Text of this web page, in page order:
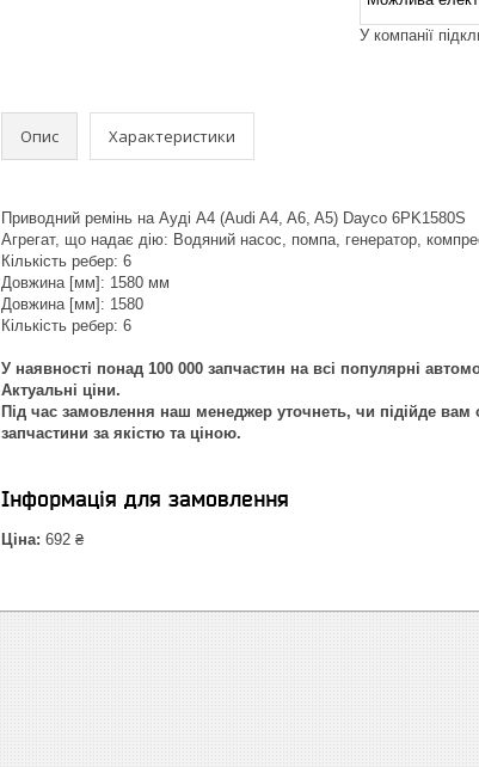
У компанії
Опис Характеристики
Приводний ремінь на Ауді A4 (Audi A4, A6, A5) Dayco 6PK1580S
Агрегат, що надає дію: Водяний насос, помпа, генератор,
Кількість ребер: 6
Довжина [мм]: 1580 мм
Довжина [мм]: 1580
Кількість ребер: 6
У наявності понад 100 000 запчастин на всі популярні
Актуальні ціни.
Під час замовлення наш менеджер уточнеть, чи підійде вам
запчастини за якістю та ціною.
Інформація для замовлення
Ціна: 692 ₴